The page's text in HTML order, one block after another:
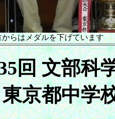
からはメダルを下げています
回 文部
京都中学